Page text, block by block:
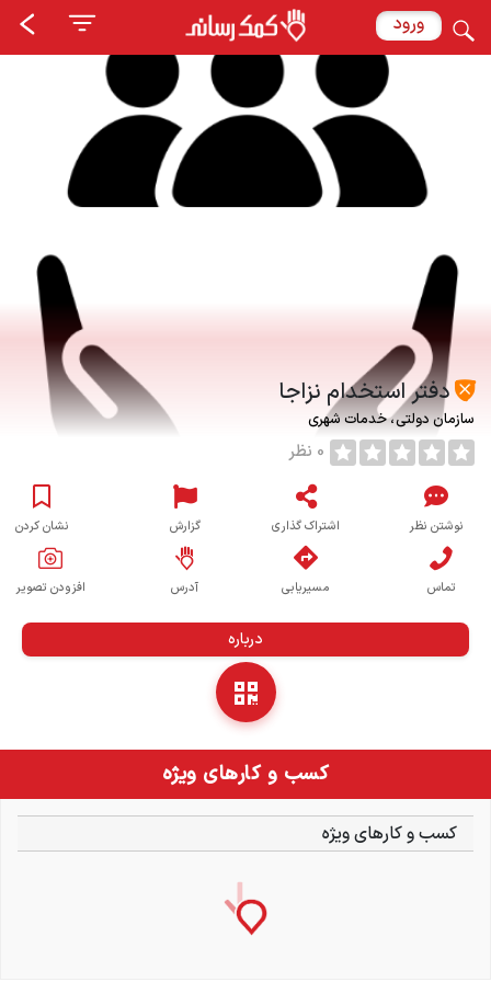
ورود
دفتر استخدام نزاجا
سازمان دولتی خدمات شهری
0 نظر
نوشتن نظر اشتراک گذاری گزارش نشان کردن
تماس مسیریابی آدرس افزودن تصویر
درباره
کسب و کارهای ویژه
کسب و کارهای ویژه